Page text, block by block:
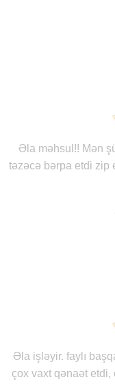
Əla məhsul!! Mən
təzəcə bərpa etdi zip
Əla işləyir. faylı
çox vaxt qənaət etdi,